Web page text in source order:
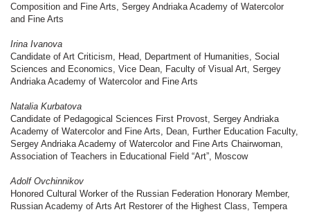
Composition and Fine Arts, Sergey Andriaka Academy of Watercolor
and Fine Arts
Irina Ivanova
Candidate of Art Criticism, Head, Department of Humanities, Social
Sciences and Economics, Vice Dean, Faculty of Visual Art, Sergey
Andriaka Academy of Watercolor and Fine Arts
Natalia Kurbatova
Candidate of Pedagogical Sciences First Provost, Sergey Andriaka
Academy of Watercolor and Fine Arts, Dean, Further Education Faculty,
Sergey Andriaka Academy of Watercolor and Fine Arts Chairwoman,
Association of Teachers in Educational Field “Art”, Moscow
Adolf Ovchinnikov
Honored Cultural Worker of the Russian Federation Honorary Member,
Russian Academy of Arts Art Restorer of the Highest Class, Tempera